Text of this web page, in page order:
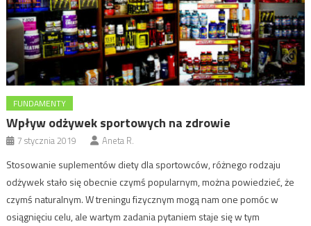
FUNDAMENTY
Wpływ odżywek sportowych na zdrowie
7 stycznia 2019 Aneta R.
Stosowanie suplementów diety dla sportowców, różnego rodzaju
odżywek stało się obecnie czymś popularnym, można powiedzieć, że
czymś naturalnym. W treningu fizycznym mogą nam one pomóc w
osiągnięciu celu, ale wartym zadania pytaniem staje się w tym